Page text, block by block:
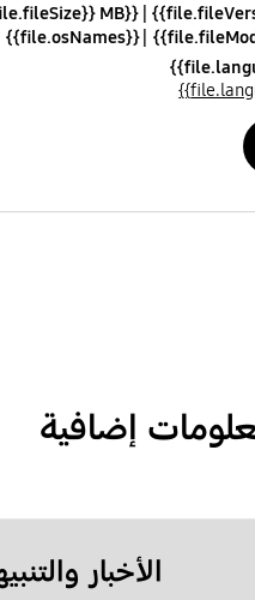
{{file.fileSize}} MB
{{file.osNames}}
إضافية
الأخبار